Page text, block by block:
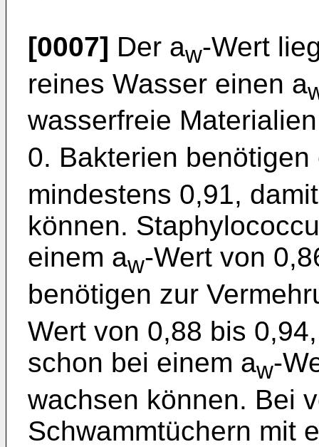
[0007] Der aw-Wert
reines Wasser einen a
wasserfreie
0. Bakterien benötigen
mindestens 0,91,
können.
einem aw-Wert von
benötigen zur
Wert von 0,88 bis
schon bei einem aw-
wachsen können. Bei
Schwammtüchern mit